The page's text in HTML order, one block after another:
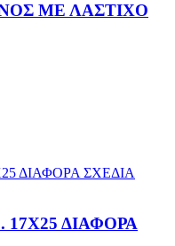
ΜΕ ΛΑΣΤΙΧΟ
ΔΙΑΦΟΡΑ